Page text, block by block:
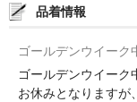
Roblet
France Cotes
Les
品着情報
ゴールデンウイーク
ゴールデンウイーク
お休みとなりますが